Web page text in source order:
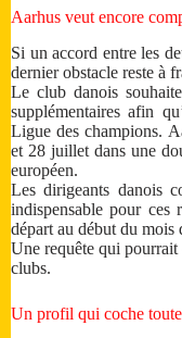
Aarhus veut encore
Si un accord entre les
dernier obstacle reste à
Le club danois
supplémentaires afin
Ligue des champions.
et 28 juillet dans une
européen.
Les dirigeants danois
indispensable pour ces
départ au début du mois
Une requête qui pourrait
clubs.
Un profil qui coche